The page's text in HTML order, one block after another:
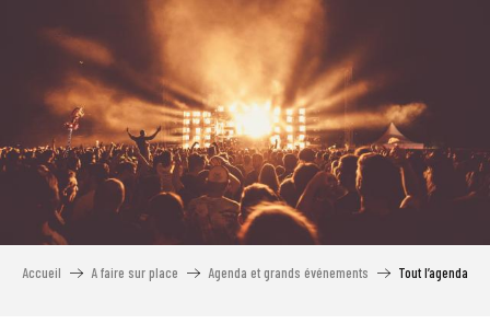
principal
Accueil A faire sur place Agenda et grands événements Tout l’agenda